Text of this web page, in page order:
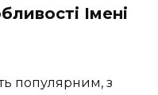
Імені
популярним, з